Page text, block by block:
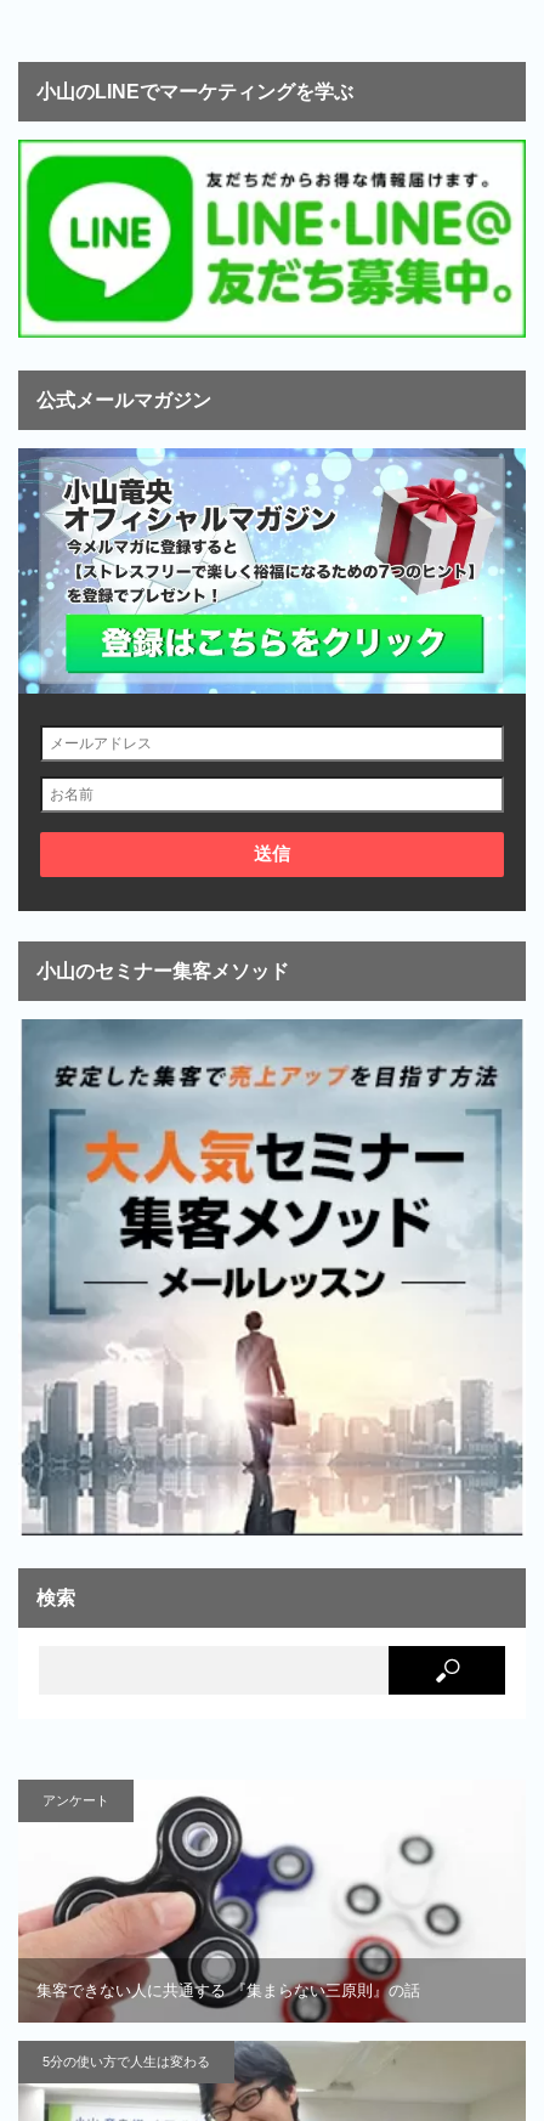
小山のLINEでマーケティングを学ぶ
公式メールマガジン
小山のセミナー集客メソッド
検索
アンケート
集客できない人に共通する 『集まらない三原則』の話
5分の使い方で人生は変わる